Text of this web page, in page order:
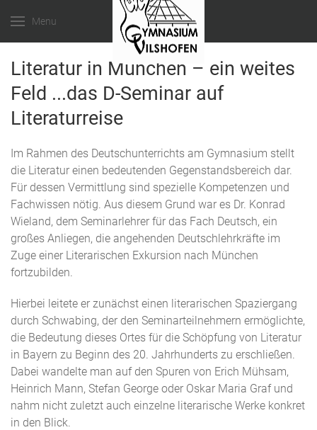
Menu
Literatur in München – ein weites
Feld ...das D-Seminar auf
Literaturreise
Im Rahmen des Deutschunterrichts am Gymnasium stellt
die Literatur einen bedeutenden Gegenstandsbereich dar.
Für dessen Vermittlung sind spezielle Kompetenzen und
Fachwissen nötig. Aus diesem Grund war es Dr. Konrad
Wieland, dem Seminarlehrer für das Fach Deutsch, ein
großes Anliegen, die angehenden Deutschlehrkräfte im
Zuge einer Literarischen Exkursion nach München
fortzubilden.
Hierbei leitete er zunächst einen literarischen Spaziergang
durch Schwabing, der den Seminarteilnehmern ermöglichte,
die Bedeutung dieses Ortes für die Schöpfung von Literatur
in Bayern zu Beginn des 20. Jahrhunderts zu erschließen.
Dabei wandelte man auf den Spuren von Erich Mühsam,
Heinrich Mann, Stefan George oder Oskar Maria Graf und
nahm nicht zuletzt auch einzelne literarische Werke konkret
in den Blick.